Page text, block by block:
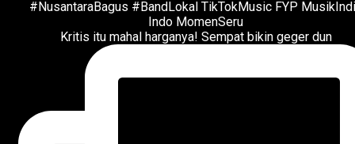
Kritis itu mahal harganya! Sempat bikin geger dun